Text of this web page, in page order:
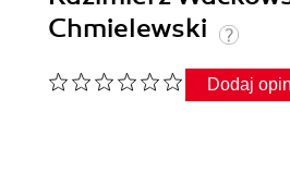
Chmielewski
Dodaj